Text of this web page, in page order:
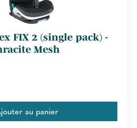
FIX 2 (single pack) -
Mesh